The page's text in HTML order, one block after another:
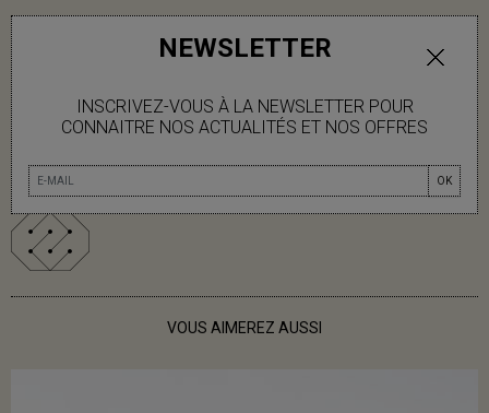
NEWSLETTER
INSCRIVEZ-VOUS À LA NEWSLETTER POUR
CONNAITRE NOS ACTUALITÉS ET NOS OFFRES
OK
AJOUTER AU PANIER
DISPONIBLE
INFOS LIVRAISON
VOUS AIMEREZ AUSSI